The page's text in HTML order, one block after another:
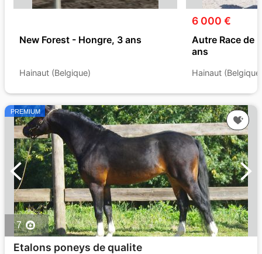
New Forest - Hongre, 3 ans
Hainaut (Belgique)
6 000 €
Autre Race de
ans
Hainaut
PREMIUM
7
Etalons poneys de qualite